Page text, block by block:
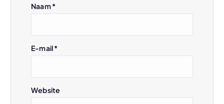
Naam*
E-mail*
Website